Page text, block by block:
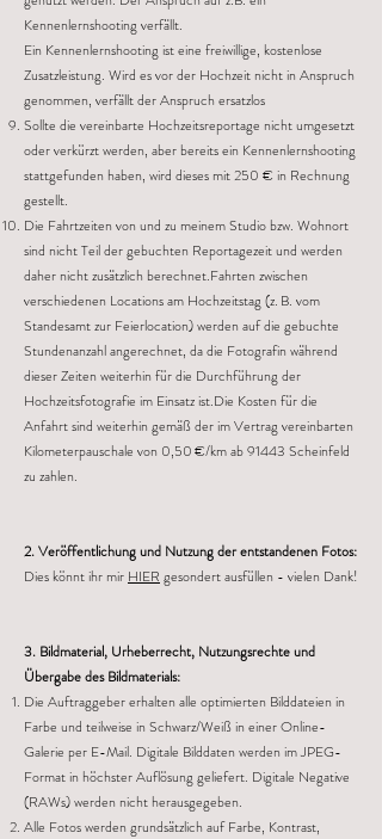
Kennenlernshooting verfällt.
Ein Kennenlernshooting ist eine freiwillige, kostenlose
Zusatzleistung. Wird es vor der Hochzeit nicht in Anspruch
genommen, verfällt der Anspruch ersatzlos
Sollte die vereinbarte Hochzeitsreportage nicht umgesetzt
oder verkürzt werden, aber bereits ein Kennenlernshooting
stattgefunden haben, wird dieses mit 250 € in Rechnung
gestellt.
Die Fahrtzeiten von und zu meinem Studio bzw. Wohnort
sind nicht Teil der gebuchten Reportagezeit und werden
daher nicht zusätzlich berechnet.Fahrten zwischen
verschiedenen Locations am Hochzeitstag (z. B. vom
Standesamt zur Feierlocation) werden auf die gebuchte
Stundenanzahl angerechnet, da die Fotografin während
dieser Zeiten weiterhin für die Durchführung der
Hochzeitsfotografie im Einsatz ist.Die Kosten für die
Anfahrt sind weiterhin gemäß der im Vertrag vereinbarten
Kilometerpauschale von 0,50 €/km ab 91443 Scheinfeld
zu zahlen.
2. Veröffentlichung und Nutzung der entstandenen Fotos:
Dies könnt ihr mir HIER gesondert ausfüllen - vielen Dank!
3. Bildmaterial, Urheberrecht, Nutzungsrechte und
Übergabe des Bildmaterials:
Die Auftraggeber erhalten alle optimierten Bilddateien in
Farbe und teilweise in Schwarz/Weiß in einer Online-
Galerie per E-Mail. Digitale Bilddaten werden im JPEG-
Format in höchster Auflösung geliefert. Digitale Negative
(RAWs) werden nicht herausgegeben.
Alle Fotos werden grundsätzlich auf Farbe, Kontrast,